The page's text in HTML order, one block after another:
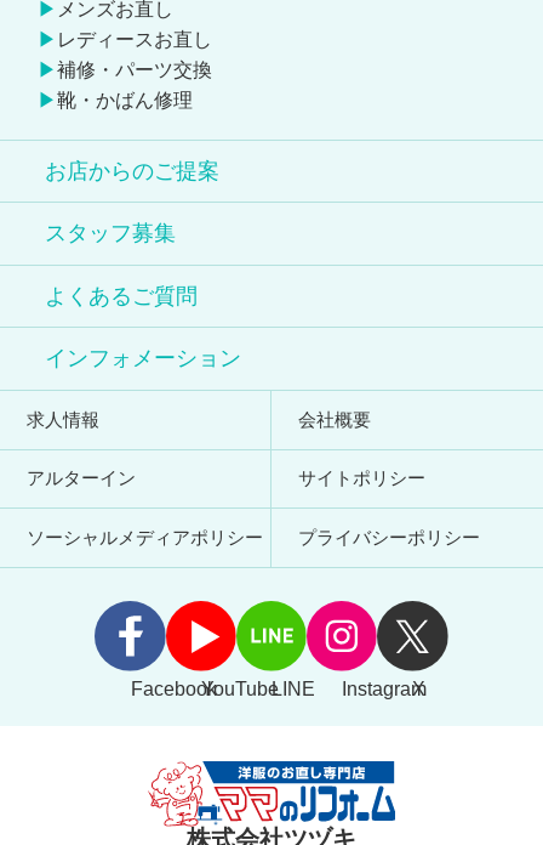
メンズお直し
レディースお直し
補修・パーツ交換
靴・かばん修理
お店からのご提案
スタッフ募集
よくあるご質問
インフォメーション
求人情報 会社概要
アルターイン サイトポリシー
ソーシャルメディアポリシー プライバシーポリシー
FacebookYouTubeLINE Instagram
X
株式会社ツヅキ